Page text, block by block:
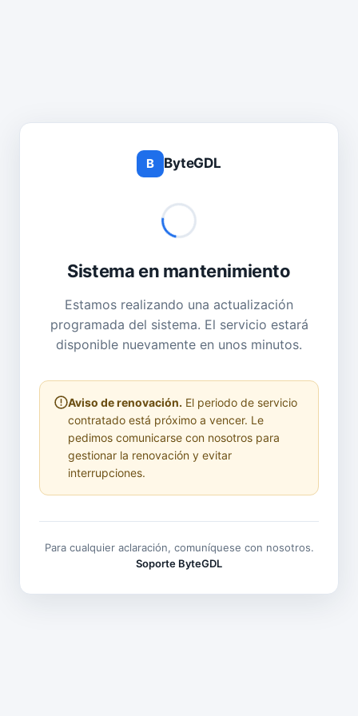
B ByteGDL
Sistema en mantenimiento
Estamos realizando una actualización
programada del sistema. El servicio estará
disponible nuevamente en unos minutos.
Aviso de renovación. El periodo de servicio
contratado está próximo a vencer. Le
pedimos comunicarse con nosotros para
gestionar la renovación y evitar
interrupciones.
Para cualquier aclaración, comuníquese con nosotros.
Soporte ByteGDL